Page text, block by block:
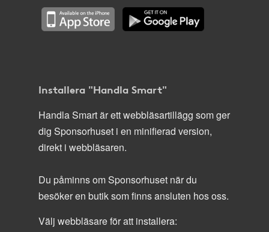
Installera "Handla Smart"
Handla Smart är ett webbläsartillägg som ger
dig Sponsorhuset i en minifierad version,
direkt i webbläsaren.
Du påminns om Sponsorhuset när du
besöker en butik som finns ansluten hos oss.
Välj webbläsare för att installera: